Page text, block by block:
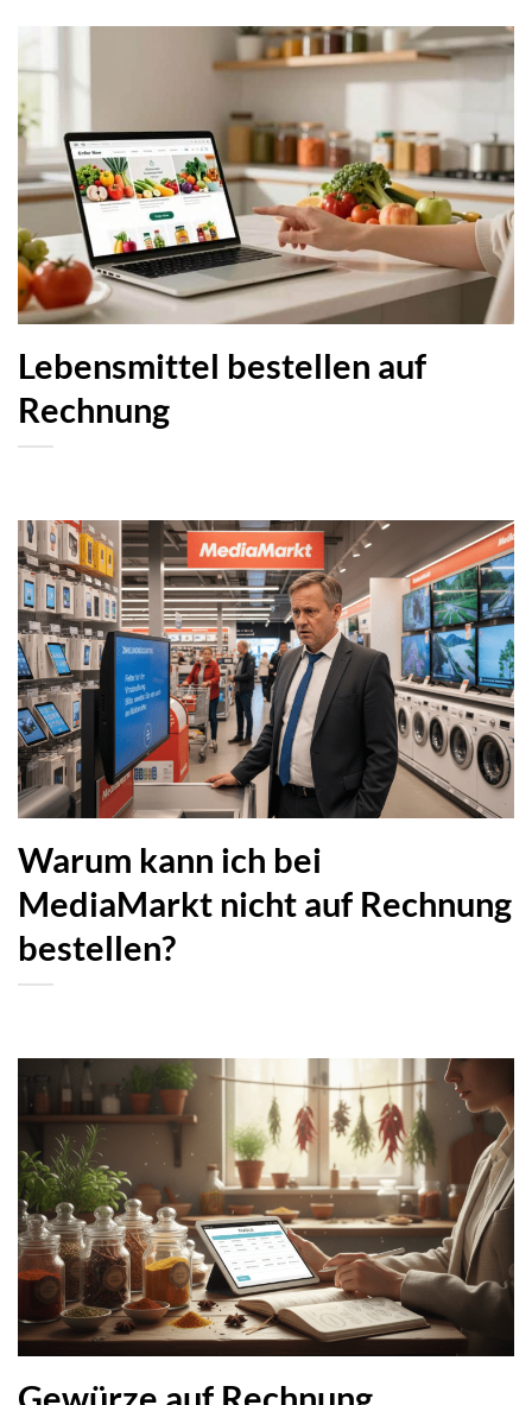
Lebensmittel bestellen auf
Rechnung
Warum kann ich bei
MediaMarkt nicht auf Rechnung
bestellen?